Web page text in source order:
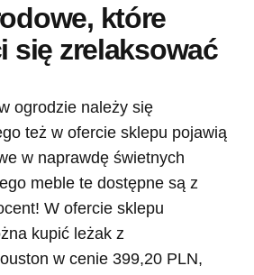
które
się zrelaksować
ogrodzie należy się
też w ofercie sklepu pojawią
w naprawdę świetnych
meble te dostępne są z
W ofercie sklepu
kupić leżak z
w cenie 399,20 PLN,